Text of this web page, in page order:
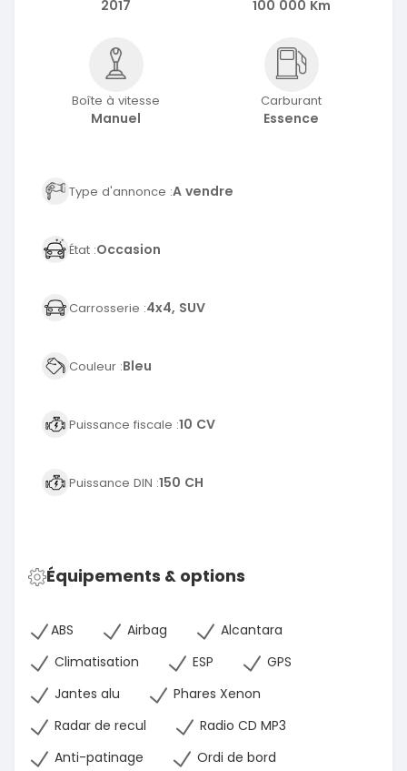
2017 100 000 Km
Boîte à vitesse
Manuel
Carburant
Essence
Type d'annonce :A vendre
État :Occasion
Carrosserie :4x4, SUV
Couleur :Bleu
Puissance fiscale :10 CV
Puissance DIN :150 CH
Équipements & options
ABS Airbag
Alcantara
Climatisation
ESP
GPS
Jantes alu
Phares Xenon
Radar de recul
Radio CD MP3
Anti-patinage
Ordi de bord